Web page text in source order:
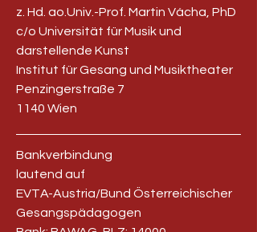
z. Hd. ao.Univ.-Prof. Martin Vácha, PhD
c/o Universität für Musik und
darstellende Kunst
Institut für Gesang und Musiktheater
Penzingerstraße 7
1140 Wien
Bankverbindung
lautend auf
EVTA-Austria/Bund Österreichischer
Gesangspädagogen